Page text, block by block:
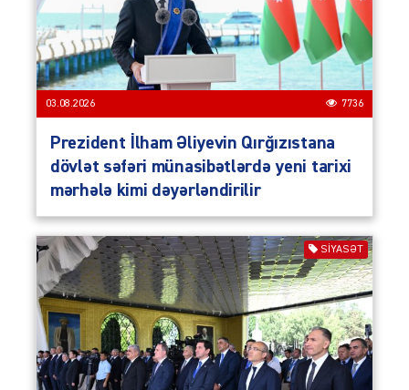
03.08.2026 7736
Prezident İlham Əliyevin Qırğızıstana
dövlət səfəri münasibətlərdə yeni tarixi
mərhələ kimi dəyərləndirilir
SIYASƏT